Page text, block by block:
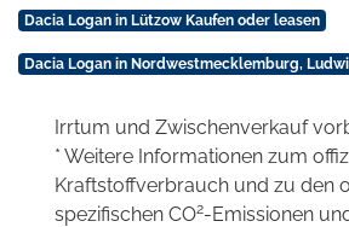
Dacia Logan in Lützow Kaufen oder leasen
Dacia Logan in Nordwestmecklemburg,
Irrtum und Zwischenverkauf
* Weitere Informationen zum
Kraftstoffverbrauch und zu den
spezifischen CO2-Emissionen